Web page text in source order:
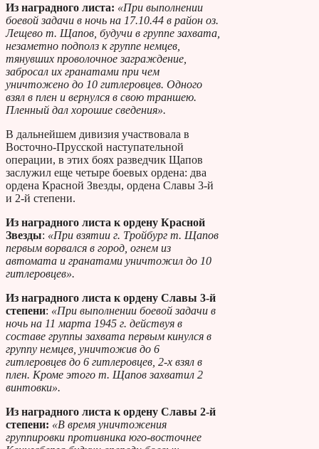
Из наградного листа: «При выполнении
боевой задачи в ночь на 17.10.44 в район оз.
Лещево т. Щапов, будучи в группе захвата,
незаметно подполз к группе немцев,
тянувших проволочное заграждение,
забросал их гранатами при чем
уничтожено до 10 гитлеровцев. Одного
взял в плен и вернулся в свою траншею.
Пленный дал хорошие сведения».
В дальнейшем дивизия участвовала в
Восточно-Прусской наступательной
операции, в этих боях разведчик Щапов
заслужил еще четыре боевых ордена: два
ордена Красной Звезды, ордена Славы 3-й
и 2-й степени.
Из наградного листа к ордену Красной
Звезды: «При взятии г. Тройбург т. Щапов
первым ворвался в город, огнем из
автомата и гранатами уничтожил до 10
гитлеровцев».
Из наградного листа к ордену Славы 3-й
степени: «При выполнении боевой задачи в
ночь на 11 марта 1945 г. действуя в
составе группы захвата первым кинулся в
группу немцев, уничтожив до 6
гитлеровцев до 6 гитлеровцев, 2-х взял в
плен. Кроме этого т. Щапов захватил 2
винтовки».
Из наградного листа к ордену Славы 2-й
степени: «В время уничтожения
группировки противника юго-восточнее